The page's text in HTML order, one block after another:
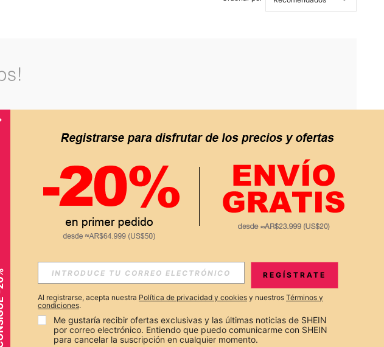
inténtalo de nuevo.
EN APP
PARA RECIBIR OFERTAS EXCLUSIVAS, PROMOCIONES Y NOTICIAS DE SHEIN
Suscribir
54
20% REGÍSTRATE
Al registrarse, acepta nuestra Política de privacidad y cookies y nuestros Términos y
condiciones.
Me gustaría recibir ofertas exclusivas y las últimas noticias de SHEIN
por correo electrónico. Entiendo que puedo comunicarme con SHEIN
para cancelar la suscripción en cualquier momento.